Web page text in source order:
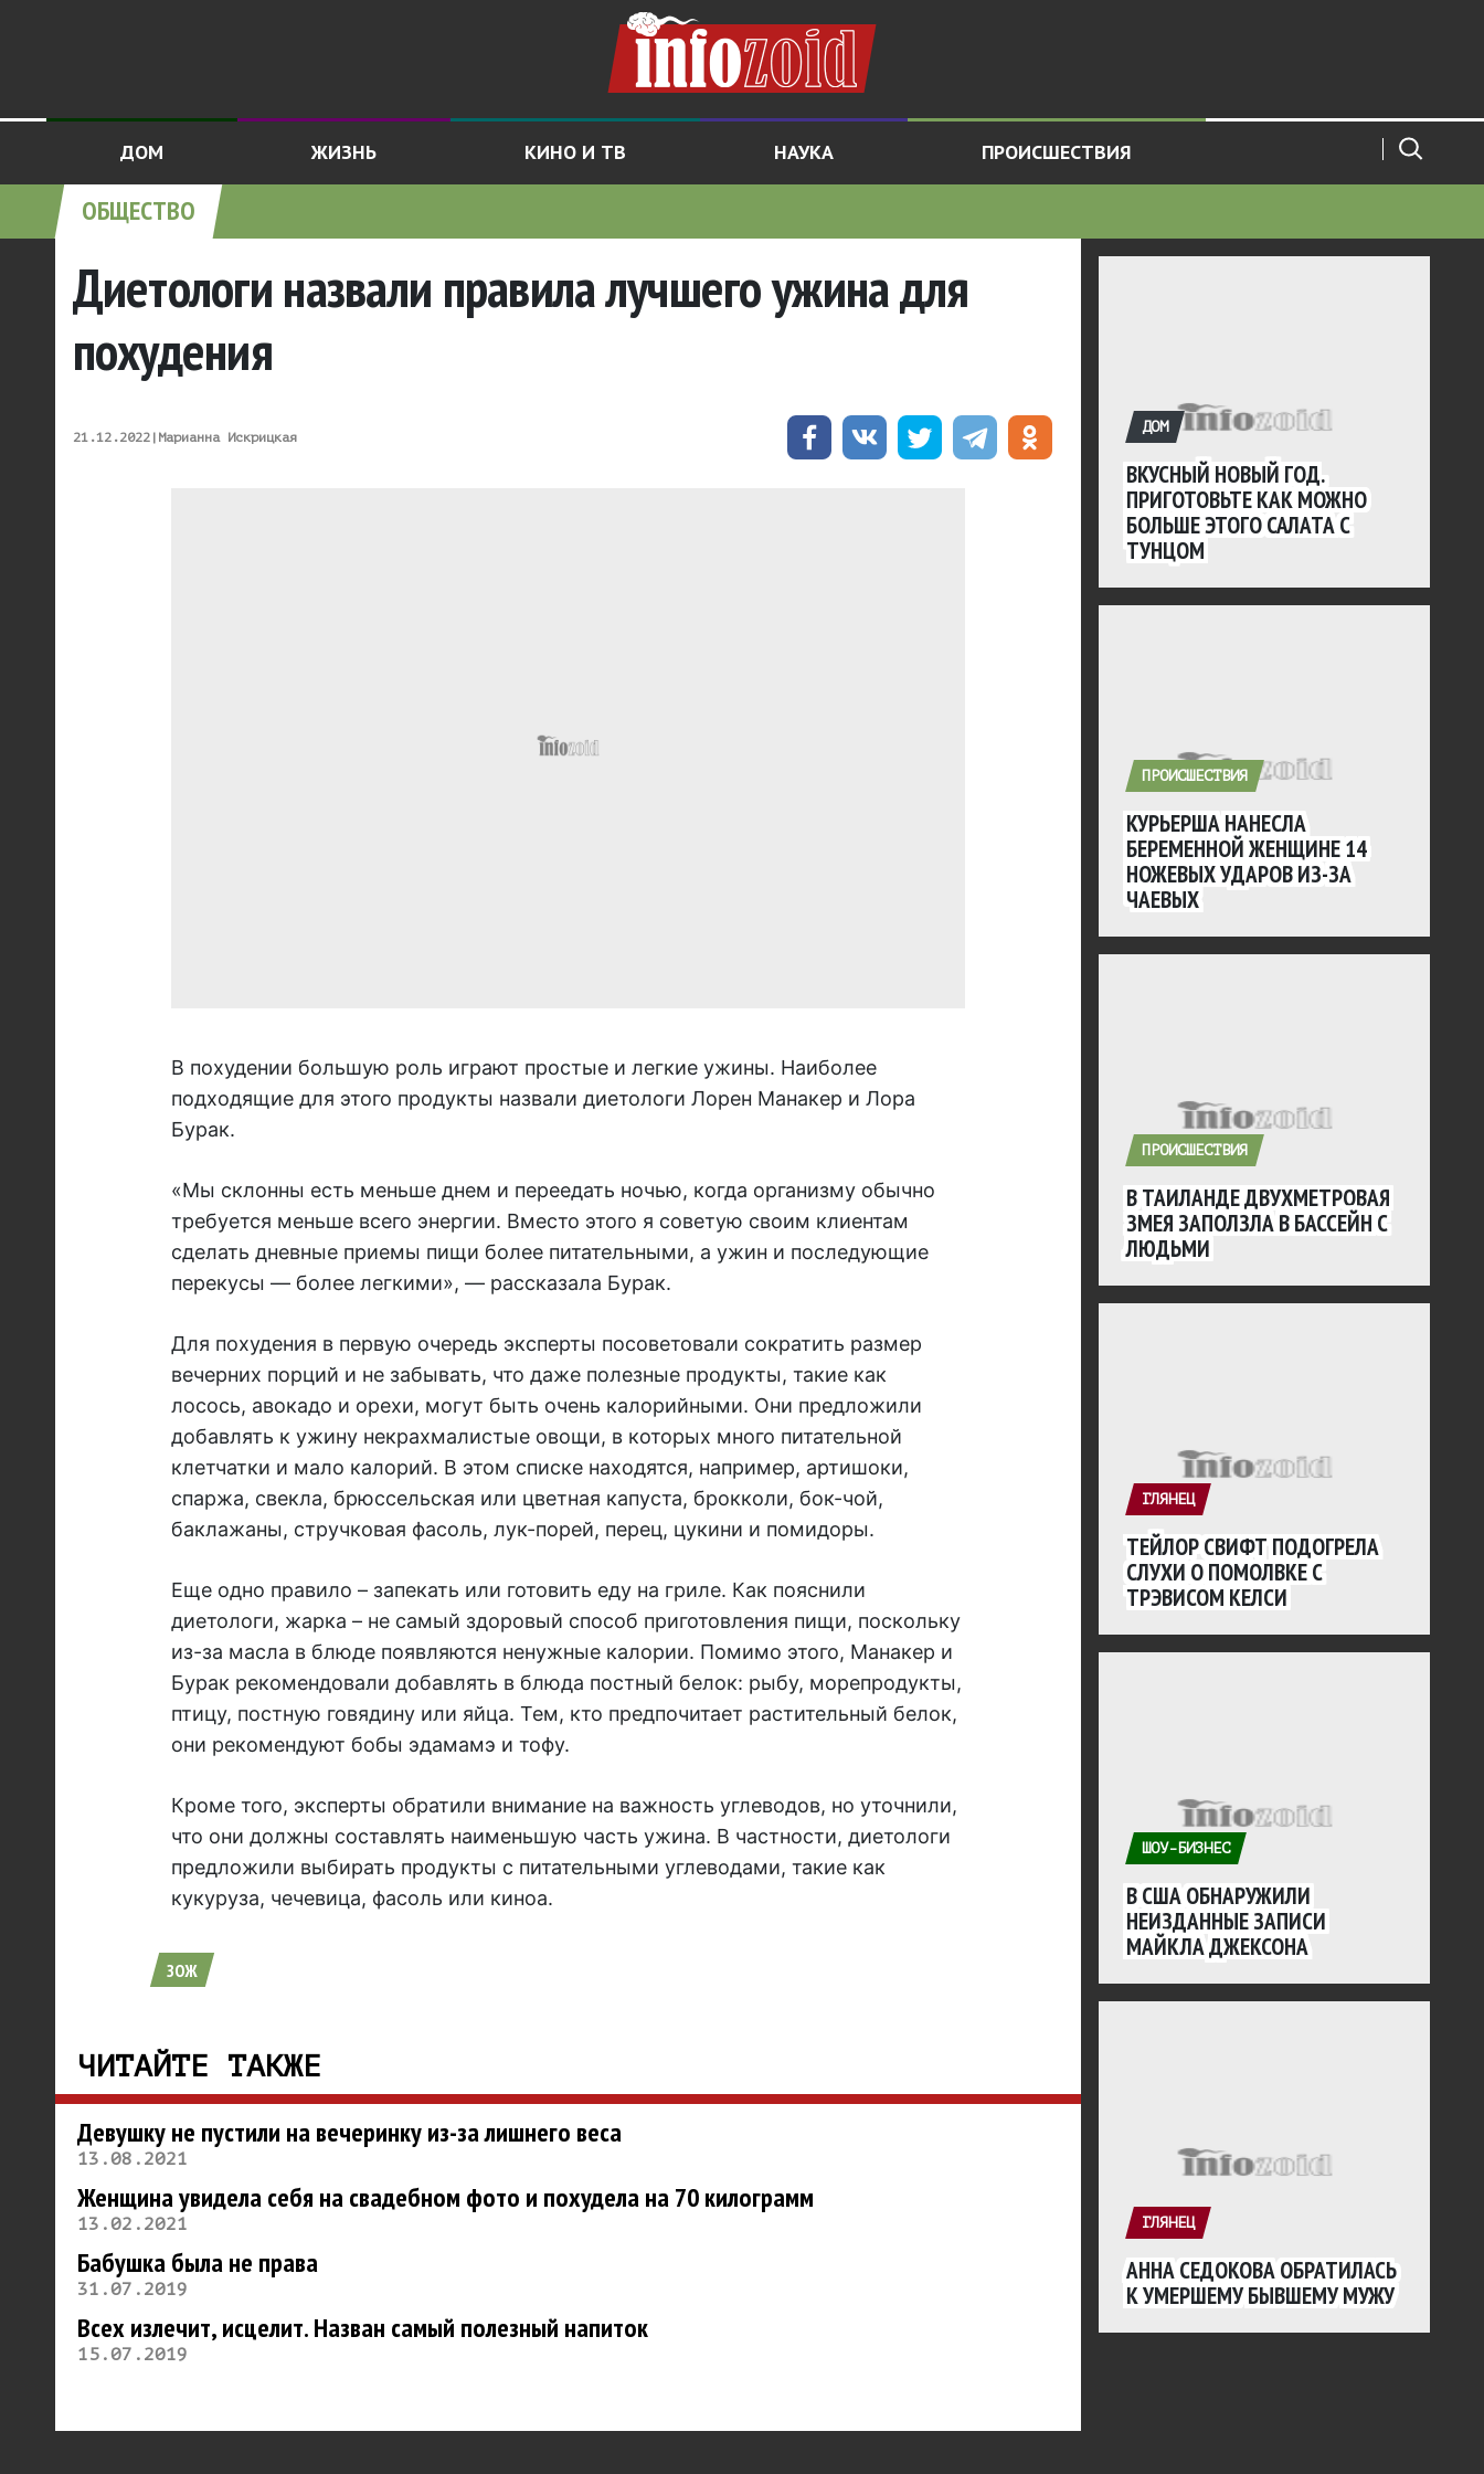
ДОМ ЖИЗНЬ КИНО И ТВ НАУКА ПРОИСШЕСТВИЯ
ОБЩЕСТВО
Диетологи назвали правила лучшего ужина для
похудения
21.12.2022| Марианна Искрицкая
В похудении большую роль играют простые и легкие ужины. Наиболее
подходящие для этого продукты назвали диетологи Лорен Манакер и Лора
Бурак.
«Мы склонны есть меньше днем и переедать ночью, когда организму обычно
требуется меньше всего энергии. Вместо этого я советую своим клиентам
сделать дневные приемы пищи более питательными, а ужин и последующие
перекусы — более легкими», — рассказала Бурак.
Для похудения в первую очередь эксперты посоветовали сократить размер
вечерних порций и не забывать, что даже полезные продукты, такие как
лосось, авокадо и орехи, могут быть очень калорийными. Они предложили
добавлять к ужину некрахмалистые овощи, в которых много питательной
клетчатки и мало калорий. В этом списке находятся, например, артишоки,
спаржа, свекла, брюссельская или цветная капуста, брокколи, бок-чой,
баклажаны, стручковая фасоль, лук-порей, перец, цукини и помидоры.
Еще одно правило – запекать или готовить еду на гриле. Как пояснили
диетологи, жарка – не самый здоровый способ приготовления пищи, поскольку
из-за масла в блюде появляются ненужные калории. Помимо этого, Манакер и
Бурак рекомендовали добавлять в блюда постный белок: рыбу, морепродукты,
птицу, постную говядину или яйца. Тем, кто предпочитает растительный белок,
они рекомендуют бобы эдамамэ и тофу.
Кроме того, эксперты обратили внимание на важность углеводов, но уточнили,
что они должны составлять наименьшую часть ужина. В частности, диетологи
предложили выбирать продукты с питательными углеводами, такие как
кукуруза, чечевица, фасоль или киноа.
ЗОЖ
ЧИТАЙТЕ ТАКЖЕ
Девушку не пустили на вечеринку из-за лишнего веса
13.08.2021
Женщина увидела себя на свадебном фото и похудела на 70 килограмм
13.02.2021
Бабушка была не права
31.07.2019
Всех излечит, исцелит. Назван самый полезный напиток
15.07.2019
ДОМ
ВКУСНЫЙ НОВЫЙ ГОД.
ПРИГОТОВЬТЕ КАК МОЖНО
БОЛЬШЕ ЭТОГО САЛАТА С
ТУНЦОМ
ПРОИСШЕСТВИЯ
КУРЬЕРША НАНЕСЛА
БЕРЕМЕННОЙ ЖЕНЩИНЕ 14
НОЖЕВЫХ УДАРОВ ИЗ-ЗА
ЧАЕВЫХ
ПРОИСШЕСТВИЯ
В ТАИЛАНДЕ ДВУХМЕТРОВАЯ
ЗМЕЯ ЗАПОЛЗЛА В БАССЕЙН С
ЛЮДЬМИ
ГЛЯНЕЦ
ТЕЙЛОР СВИФТ ПОДОГРЕЛА
СЛУХИ О ПОМОЛВКЕ С
ТРЭВИСОМ КЕЛСИ
ШОУ-БИЗНЕС
В США ОБНАРУЖИЛИ
НЕИЗДАННЫЕ ЗАПИСИ
МАЙКЛА ДЖЕКСОНА
ГЛЯНЕЦ
АННА СЕДОКОВА ОБРАТИЛАСЬ
К УМЕРШЕМУ БЫВШЕМУ МУЖУ